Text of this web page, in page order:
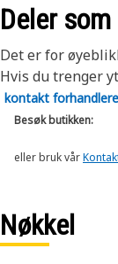
Deler
Det er for
Hvis du trenger
kontakt
Besøk butikken:
eller bruk vår
Nøkkel